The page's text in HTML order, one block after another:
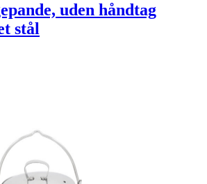
uden håndtag
stål